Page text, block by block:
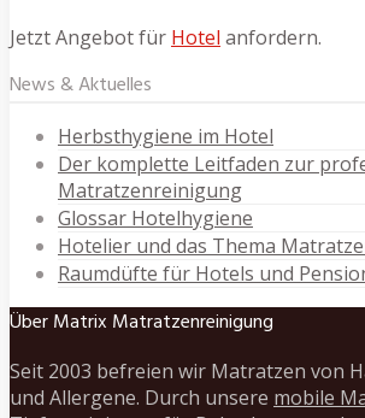
Jetzt Angebot für Hotel anfordern.
News & Aktuelles
Herbsthygiene im Hotel
Der komplette Leitfaden zur
Matratzenreinigung
Glossar Hotelhygiene
Hotelier und das Thema
Raumdüfte für Hotels und
Über Matrix Matratzenreinigung
Seit 2003 befreien wir Matratzen von
und Allergene. Durch unsere mobile